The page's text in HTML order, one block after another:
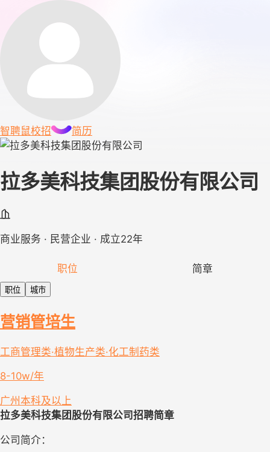
智聘鼠校招 简历
拉多美科技集团股份有限公司
商业服务 · 民营企业 · 成立22年
职位 简章
职位 城市
营销管培生
工商管理类·植物生产类·化工制药类
8-10w/年
广州 本科及以上
拉多美科技集团股份有限公司招聘简章
公司简介：